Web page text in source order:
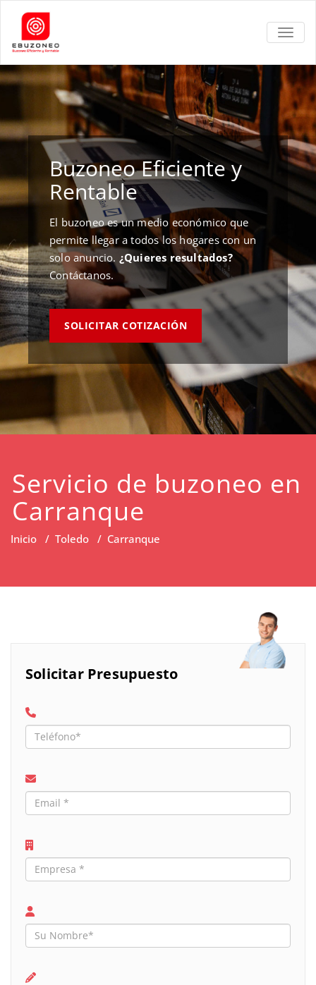
Buzoneo Eficiente y
Rentable
El buzoneo es un medio económico que
permite llegar a todos los hogares con un
solo anuncio. ¿Quieres resultados?
Contáctanos.
SOLICITAR COTIZACIÓN
Servicio de buzoneo en
Carranque
Inicio / Toledo / Carranque
Solicitar Presupuesto